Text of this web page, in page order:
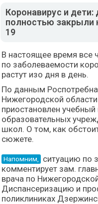
Коронавирус и
полностью закрыли
19
В настоящее время
по заболеваемости
растут изо дня в день.
По данным
Нижегородской
приостановлен
образовательных
школ. О том, как
сюжете.
Напомним, ситуацию по
комментирует зам.
врача по
Диспансеризацию и
поликлиниках